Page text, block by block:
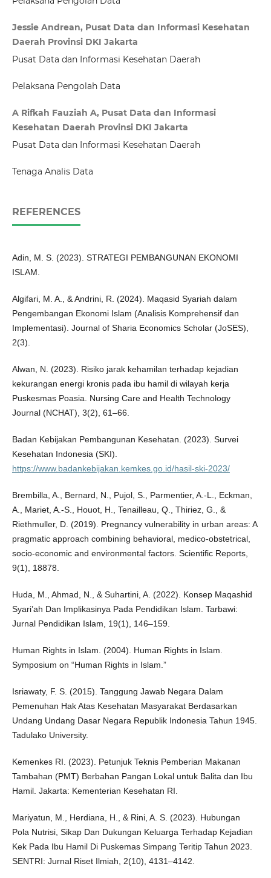
Jessie Andrean, Pusat Data dan Informasi Kesehatan
Daerah Provinsi DKI Jakarta
Pusat Data dan Informasi Kesehatan Daerah
Pelaksana Pengolah Data
A Rifkah Fauziah A, Pusat Data dan Informasi
Kesehatan Daerah Provinsi DKI Jakarta
Pusat Data dan Informasi Kesehatan Daerah
Tenaga Analis Data
REFERENCES
Adin, M. S. (2023). STRATEGI PEMBANGUNAN EKONOMI
ISLAM.
Algifari, M. A., & Andrini, R. (2024). Maqasid Syariah dalam
Pengembangan Ekonomi Islam (Analisis Komprehensif dan
Implementasi). Journal of Sharia Economics Scholar (JoSES),
2(3).
Alwan, N. (2023). Risiko jarak kehamilan terhadap kejadian
kekurangan energi kronis pada ibu hamil di wilayah kerja
Puskesmas Poasia. Nursing Care and Health Technology
Journal (NCHAT), 3(2), 61–66.
Badan Kebijakan Pembangunan Kesehatan. (2023). Survei
Kesehatan Indonesia (SKI).
https://www.badankebijakan.kemkes.go.id/hasil-ski-2023/
Brembilla, A., Bernard, N., Pujol, S., Parmentier, A.-L., Eckman,
A., Mariet, A.-S., Houot, H., Tenailleau, Q., Thiriez, G., &
Riethmuller, D. (2019). Pregnancy vulnerability in urban areas: A
pragmatic approach combining behavioral, medico-obstetrical,
socio-economic and environmental factors. Scientific Reports,
9(1), 18878.
Huda, M., Ahmad, N., & Suhartini, A. (2022). Konsep Maqashid
Syari’ah Dan Implikasinya Pada Pendidikan Islam. Tarbawi:
Jurnal Pendidikan Islam, 19(1), 146–159.
Human Rights in Islam. (2004). Human Rights in Islam.
Symposium on “Human Rights in Islam.”
Isriawaty, F. S. (2015). Tanggung Jawab Negara Dalam
Pemenuhan Hak Atas Kesehatan Masyarakat Berdasarkan
Undang Undang Dasar Negara Republik Indonesia Tahun 1945.
Tadulako University.
Kemenkes RI. (2023). Petunjuk Teknis Pemberian Makanan
Tambahan (PMT) Berbahan Pangan Lokal untuk Balita dan Ibu
Hamil. Jakarta: Kementerian Kesehatan RI.
Mariyatun, M., Herdiana, H., & Rini, A. S. (2023). Hubungan
Pola Nutrisi, Sikap Dan Dukungan Keluarga Terhadap Kejadian
Kek Pada Ibu Hamil Di Puskemas Simpang Teritip Tahun 2023.
SENTRI: Jurnal Riset Ilmiah, 2(10), 4131–4142.